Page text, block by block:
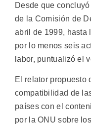
Desde que
de la Comisión de
abril de 1999, hasta
por lo menos seis
labor, puntualizó el
El relator propuesto
compatibilidad de
países con el
por la ONU sobre